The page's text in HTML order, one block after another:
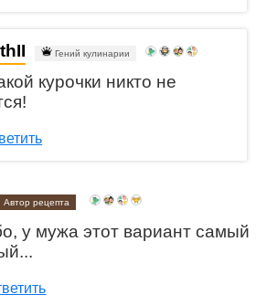
Гений кулинарии
курочки никто не
Автор рецепта
у мужа этот вариант самый